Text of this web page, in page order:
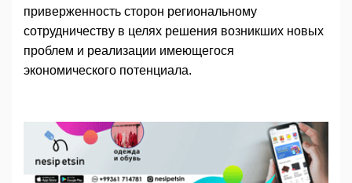
приверженность сторон региональному
сотрудничеству в целях решения возникших новых
проблем и реализации имеющегося
экономического потенциала.